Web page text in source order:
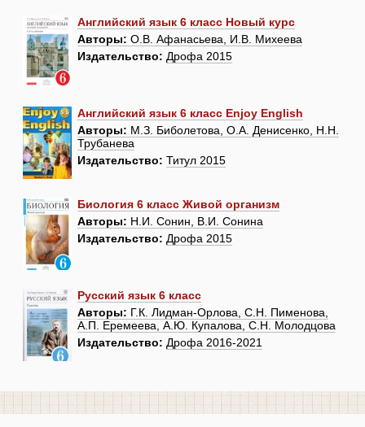
Английский язык 6 класс Новый курс
Авторы: О.В. Афанасьева, И.В. Михеева
Издательство: Дрофа 2015
Английский язык 6 класс Enjoy English
Авторы: М.З. Биболетова, О.А. Денисенко, Н.Н.
Трубанева
Издательство: Титул 2015
Биология 6 класс Живой организм
Авторы: Н.И. Сонин, В.И. Сонина
Издательство: Дрофа 2015
Русский язык 6 класс
Авторы: Г.К. Лидман-Орлова, С.Н. Пименова,
А.П. Еремеева, А.Ю. Купалова, С.Н. Молодцова
Издательство: Дрофа 2016-2021